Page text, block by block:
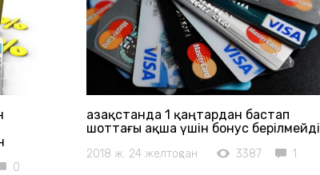
0
Қазақстанда 1 қаңтардан бастап
шоттағы ақша үшін бонус берілмейді
2018 ж. 24 желтоқсан 3387 1